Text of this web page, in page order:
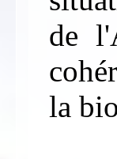
de
la